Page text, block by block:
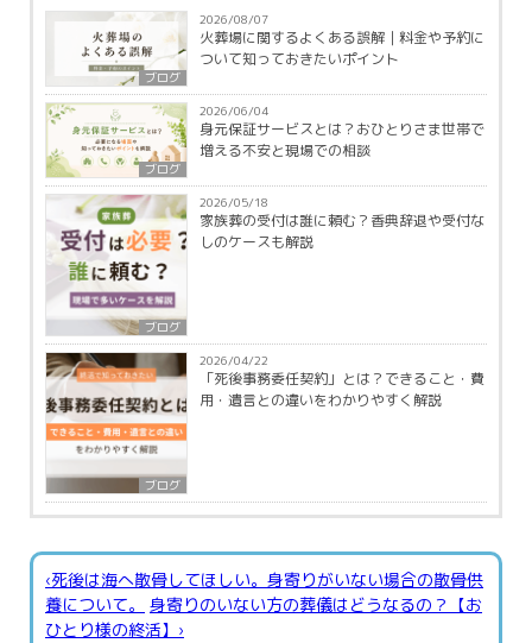
ブログ
2026/08/07
火葬場に関するよくある誤解｜料金や予約に
ついて知っておきたいポイント
ブログ
2026/06/04
身元保証サービスとは？おひとりさま世帯で
増える不安と現場での相談
ブログ
2026/05/18
家族葬の受付は誰に頼む？香典辞退や受付な
しのケースも解説
ブログ
2026/04/22
「死後事務委任契約」とは？できること・費
用・遺言との違いをわかりやすく解説
‹死後は海へ散骨してほしい。身寄りがいない場合の散骨供
養について。
身寄りのいない方の葬儀はどうなるの？【お
ひとり様の終活】›